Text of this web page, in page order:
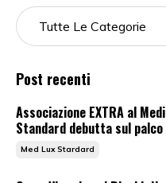
Post recenti
Associazione EXTRA al
Standard debutta sul
Med Lux Stardard